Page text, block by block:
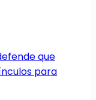
que
para